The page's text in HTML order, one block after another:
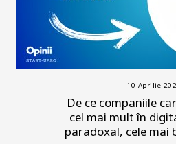
10 Aprilie
De ce companiile
cel mai mult în
paradoxal, cele mai